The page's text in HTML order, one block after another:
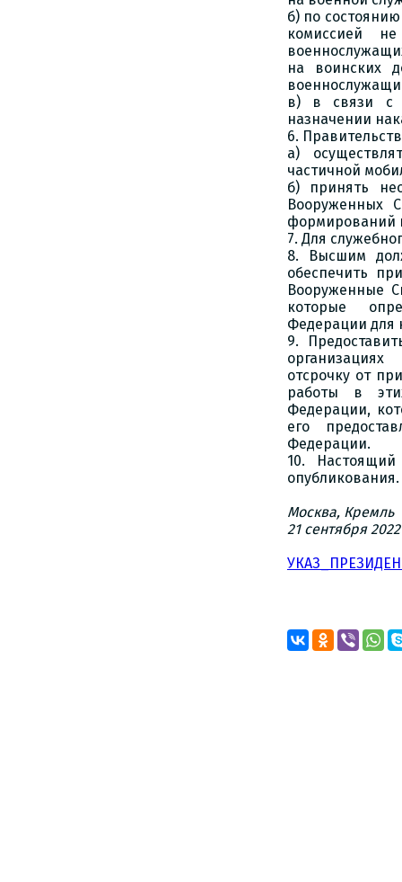
б) по
комиссией
на воинских
в) в связи с
назначении
6.
а)
частичной
б) принять
Вооруженных
формирований
7. Для
8. Высшим
обеспечить
Вооруженные
которые
Федерации для
9.
отсрочку от
работы в
Федерации,
его
Федерации.
10.
опубликования.
Москва, Кремль
21 сентября